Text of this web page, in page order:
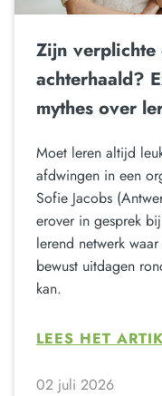
Zijn
achterhaald?
mythes over
Moet leren altijd
afdwingen in een
Sofie Jacobs
erover in gesprek
lerend netwerk
bewust uitdagen
kan.
LEES HET
02 juli 2026